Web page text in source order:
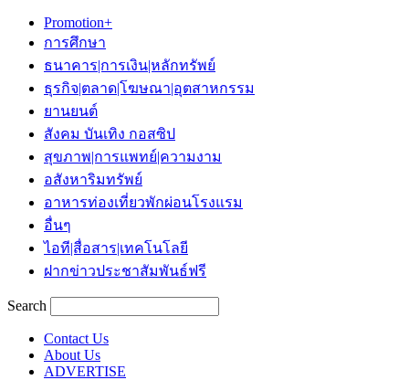
Promotion+
การศึกษา
ธนาคาร|การเงิน|หลักทรัพย์
ธุรกิจ|ตลาด|โฆษณา|อุตสาหกรรม
ยานยนต์
สังคม บันเทิง กอสซิป
สุขภาพ|การแพทย์|ความงาม
อสังหาริมทรัพย์
อาหารท่องเที่ยวพักผ่อนโรงแรม
อื่นๆ
ไอที|สื่อสาร|เทคโนโลยี
ฝากข่าวประชาสัมพันธ์ฟรี
Search
Contact Us
About Us
ADVERTISE